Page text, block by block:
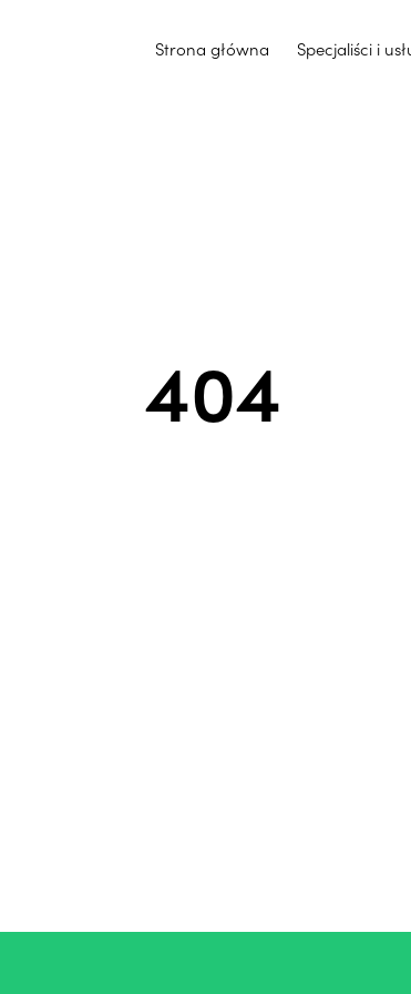
Strona główna Specjaliści i
404